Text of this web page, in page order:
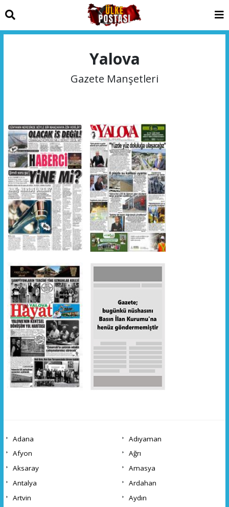
Yalova
Gazete Manşetleri
Adana
Adıyaman
Afyon
Ağrı
Aksaray
Amasya
Antalya
Ardahan
Artvin
Aydın